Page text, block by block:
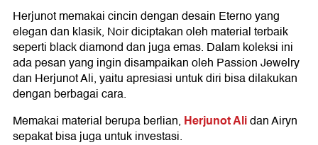
Herjunot memakai cincin dengan desain Eterno yang
elegan dan klasik, Noir diciptakan oleh material terbaik
seperti black diamond dan juga emas. Dalam koleksi ini
ada pesan yang ingin disampaikan oleh Passion Jewelry
dan Herjunot Ali, yaitu apresiasi untuk diri bisa dilakukan
dengan berbagai cara.
Memakai material berupa berlian, Herjunot Alidan Airyn
sepakat bisa juga untuk investasi.